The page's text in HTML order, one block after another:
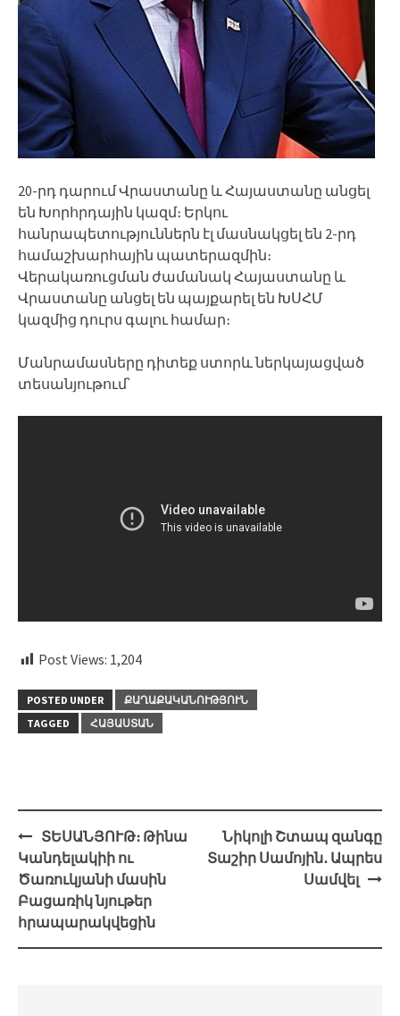
20-րդ դարում Վրաստանը և Հայաստանը անցել
են Խորհրդային կազմ։ Երկու
հանրապետություններն էլ մասնակցել են 2-րդ
համաշխարհային պատերազմին։
Վերակառուցման ժամանակ Հայաստանը և
Վրաստանը անցել են պայքարել են ԽՍՀՄ
կազմից դուրս գալու համար։
Մանրամասները դիտեք ստորև ներկայացված
տեսանյութում՝
Post Views: 1,204
POSTED UNDER
ՔԱՂԱՔԱԿԱՆՈՒԹՅՈՒՆ
TAGGED
ՀԱՅԱՍՏԱՆ
Post
navigation
ՏԵՍԱՆՅՈՒԹ։ Թինա
Կանդելակիի ու
Ծառուկյանի մասին
Բացառիկ նյութեր
հրապարակվեցին
Նիկոլի Շտապ զանգը
Տաշիր Սամոյին․ Ապրես
Սամվել